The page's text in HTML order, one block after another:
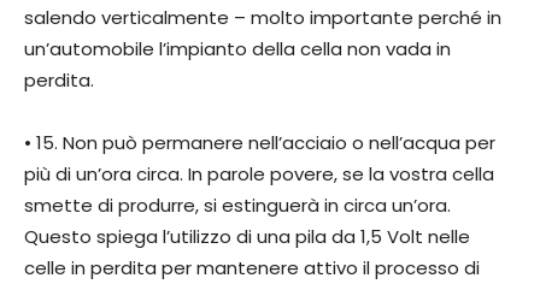
salendo verticalmente – molto importante perché in
un’automobile l’impianto della cella non vada in
perdita.
• 15. Non può permanere nell’acciaio o nell’acqua per
più di un’ora circa. In parole povere, se la vostra cella
smette di produrre, si estinguerà in circa un’ora.
Questo spiega l’utilizzo di una pila da 1,5 Volt nelle
celle in perdita per mantenere attivo il processo di